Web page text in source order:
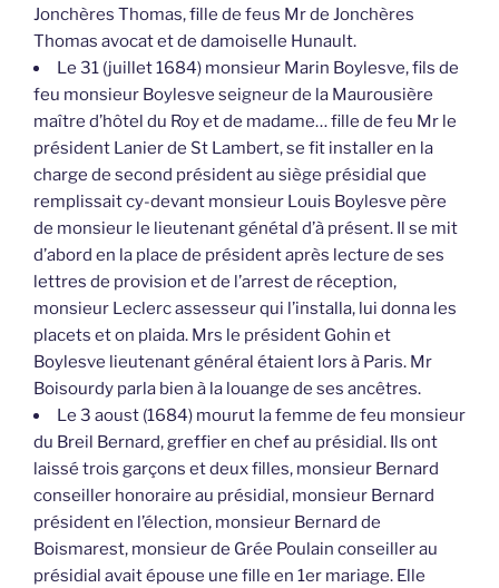
Jonchères Thomas, fille de feus Mr de Jonchères
Thomas avocat et de damoiselle Hunault.
Le 31 (juillet 1684) monsieur Marin Boylesve, fils de
feu monsieur Boylesve seigneur de la Maurousière
maître d’hôtel du Roy et de madame… fille de feu Mr le
président Lanier de St Lambert, se fit installer en la
charge de second président au siège présidial que
remplissait cy-devant monsieur Louis Boylesve père
de monsieur le lieutenant génétal d’à présent. Il se mit
d’abord en la place de président après lecture de ses
lettres de provision et de l’arrest de réception,
monsieur Leclerc assesseur qui l’installa, lui donna les
placets et on plaida. Mrs le président Gohin et
Boylesve lieutenant général étaient lors à Paris. Mr
Boisourdy parla bien à la louange de ses ancêtres.
Le 3 aoust (1684) mourut la femme de feu monsieur
du Breil Bernard, greffier en chef au présidial. Ils ont
laissé trois garçons et deux filles, monsieur Bernard
conseiller honoraire au présidial, monsieur Bernard
président en l’élection, monsieur Bernard de
Boismarest, monsieur de Grée Poulain conseiller au
présidial avait épouse une fille en 1er mariage. Elle